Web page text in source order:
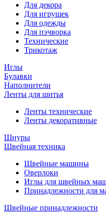
Для декора
Для игрушек
Для одежды
Для пэчворка
Технические
Трикотаж
Иглы
Булавки
Наполнители
Ленты для шитья
Ленты технические
Ленты декоративные
Шнуры
Швейная техника
Швейные машины
Оверлоки
Иглы для швейных
Принадлежности для
Швейные принадлежности